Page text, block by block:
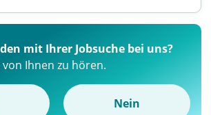
mit Ihrer Jobsuche bei uns?
Ihnen zu hören.
Nein